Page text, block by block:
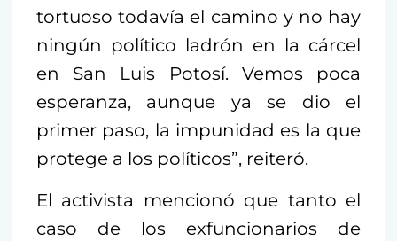
tortuoso todavía el camino y no hay
ningún político ladrón en la cárcel
en San Luis Potosí. Vemos poca
esperanza, aunque ya se dio el
primer paso, la impunidad es la que
protege a los políticos”, reiteró.
El activista mencionó que tanto el
caso de los exfuncionarios de